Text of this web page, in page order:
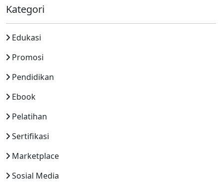
Kategori
Edukasi
Promosi
Pendidikan
Ebook
Pelatihan
Sertifikasi
Marketplace
Sosial Media